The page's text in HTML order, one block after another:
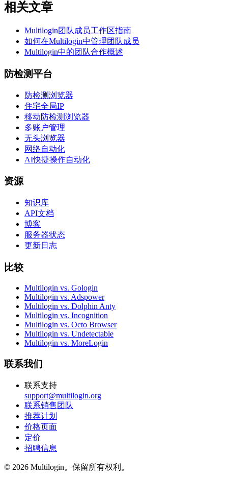
相关文章
Multilogin团队成员工作区指南
如何在Multilogin中管理团队成员
Multilogin中的团队合作概述
防检测平台
防检测浏览器
住宅全局IP
移动防检测浏览器
多账户管理
无头浏览器
网络自动化
AI快捷操作自动化
资源
知识库
API文档
博客
服务器状态
更新日志
比较
Multilogin vs. Gologin
Multilogin vs. Adspower
Multilogin vs. Dolphin Anty
Multilogin vs. Incognition
Multilogin vs. Octo Browser
Multilogin vs. Undetectable
Multilogin vs. MoreLogin
联系我们
联系支持
support@multilogin.org
联系销售团队
推荐计划
价格页面
定价
招聘信息
© 2026 Multilogin。保留所有权利。